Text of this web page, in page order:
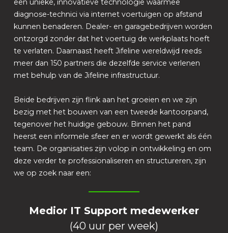
een unieke, innovatieve technologie waarmee
diagnose-technici via internet voertuigen op afstand
kunnen benaderen. Dealer- en garagebedrijven worden
ontzorgd zonder dat het voertuig de werkplaats hoeft
te verlaten. Daarnaast heeft Jifeline wereldwijd reeds
meer dan 150 partners die dezelfde service verlenen
met behulp van de Jifeline infrastructuur.
Beide bedrijven zijn flink aan het groeien en we zijn
bezig met het bouwen van een tweede kantoorpand,
tegenover het huidige gebouw. Binnen het pand
heerst een informele sfeer en er wordt gewerkt als één
team. De organisaties zijn volop in ontwikkeling en om
deze verder te professionaliseren en structureren, zijn
we op zoek naar een:
Medior IT Support medewerker
(40 uur per week)